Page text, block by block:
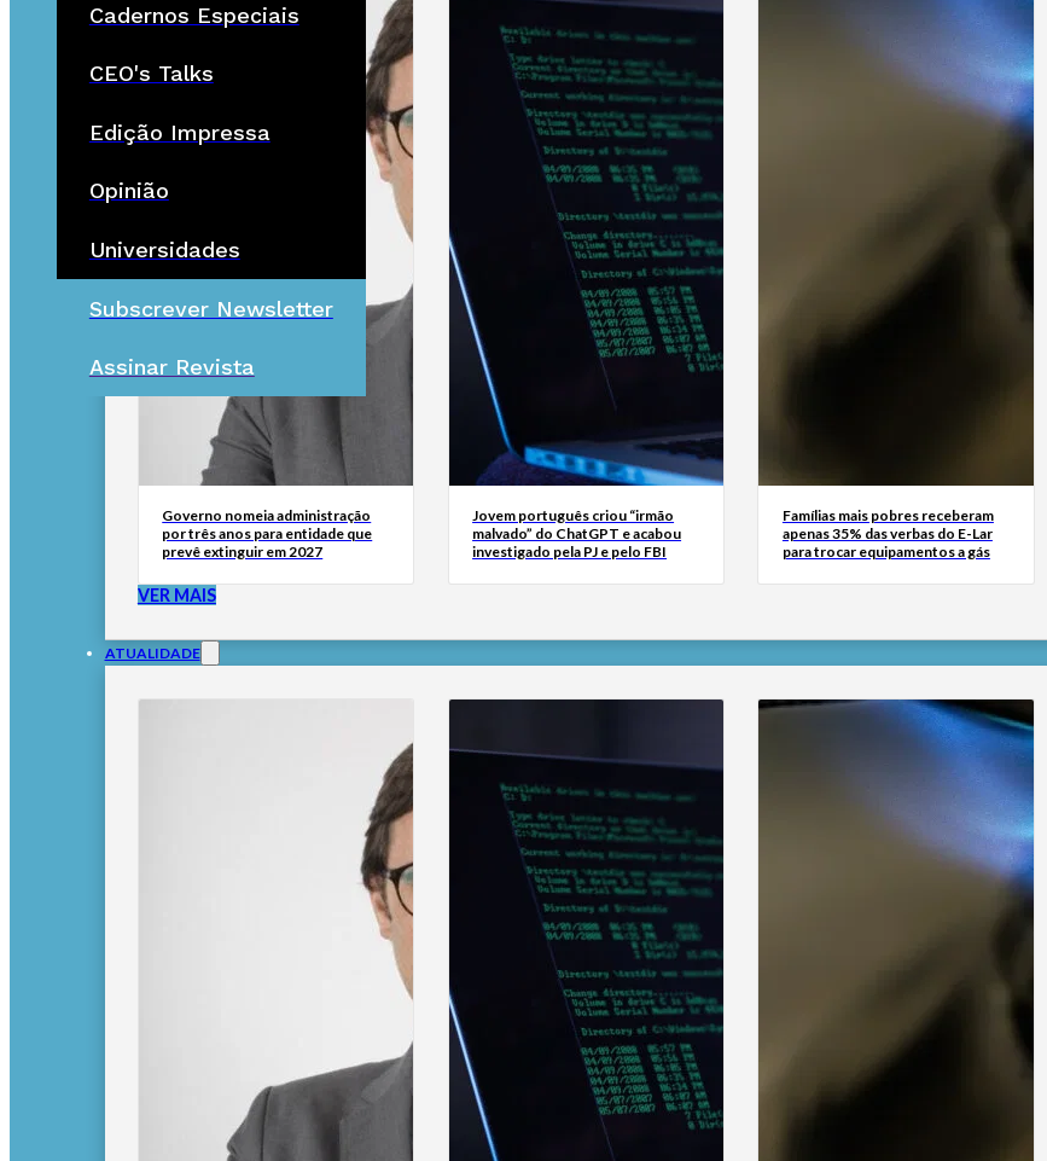
Cadernos Especiais
CEO's Talks
Edição Impressa
Opinião
Universidades
Subscrever Newsletter
Assinar Revista
Governo nomeia administração
por três anos para entidade que
prevê extinguir em 2027
Jovem português criou “irmão
malvado” do ChatGPT e acabou
investigado pela PJ e pelo FBI
Famílias mais pobres receberam
apenas 35% das verbas do E-Lar
para trocar equipamentos a gás
VER MAIS
ATUALIDADE